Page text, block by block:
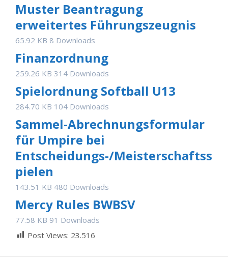
Muster Beantragung
erweitertes Führungszeugnis
65.92 KB 8 Downloads
Finanzordnung
259.26 KB 314 Downloads
Spielordnung Softball U13
284.70 KB 104 Downloads
Sammel-Abrechnungsformular
für Umpire bei
Entscheidungs-/Meisterschaftss
pielen
143.51 KB 480 Downloads
Mercy Rules BWBSV
77.58 KB 91 Downloads
Post Views: 23.516